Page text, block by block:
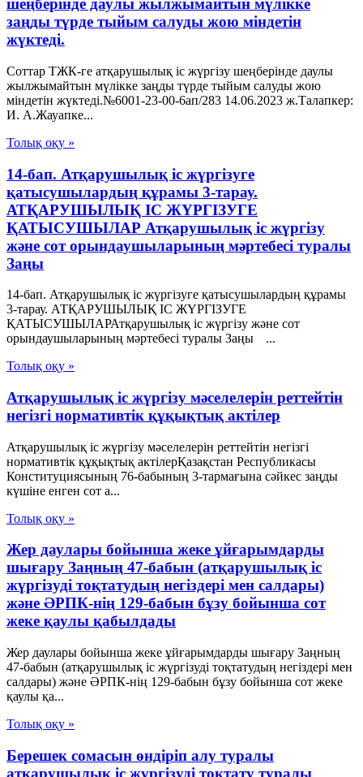
шеңберінде даулы жылжымайтын мүлікке
заңды түрде тыйым салуды жою міндетін
жүктеді.
Соттар ТЖК-ге атқарушылық іс жүргізу шеңберінде даулы
жылжымайтын мүлікке заңды түрде тыйым салуды жою
міндетін жүктеді.№6001-23-00-6ап/283 14.06.2023 ж.Талапкер:
И. А.Жауапке...
Толық оқу »
14-бап. Атқарушылық iс жүргiзуге
қатысушылардың құрамы 3-тарау.
АТҚАРУШЫЛЫҚ IС ЖҮРГIЗУГЕ
ҚАТЫСУШЫЛАР Атқарушылық iс жүргiзу
және сот орындаушыларының мәртебесi туралы
Заңы
14-бап. Атқарушылық iс жүргiзуге қатысушылардың құрамы
3-тарау. АТҚАРУШЫЛЫҚ IС ЖҮРГIЗУГЕ
ҚАТЫСУШЫЛАРАтқарушылық iс жүргiзу және сот
орындаушыларының мәртебесi туралы Заңы ...
Толық оқу »
Атқарушылық іс жүргізу мәселелерін реттейтін
негізгі нормативтік құқықтық актілер
Атқарушылық іс жүргізу мәселелерін реттейтін негізгі
нормативтік құқықтық актілерҚазақстан Республикасы
Конституциясының 76-бабының 3-тармағына сәйкес заңды
күшіне енген сот а...
Толық оқу »
Жер даулары бойынша жеке ұйғарымдарды
шығару Заңның 47-бабын (атқарушылық іс
жүргізуді тоқтатудың негіздері мен салдары)
және ӘРПК-нің 129-бабын бұзу бойынша сот
жеке қаулы қабылдады
Жер даулары бойынша жеке ұйғарымдарды шығару Заңның
47-бабын (атқарушылық іс жүргізуді тоқтатудың негіздері мен
салдары) және ӘРПК-нің 129-бабын бұзу бойынша сот жеке
қаулы қа...
Толық оқу »
Берешек сомасын өндіріп алу туралы
атқарушылық іс жүргізуді тоқтату туралы